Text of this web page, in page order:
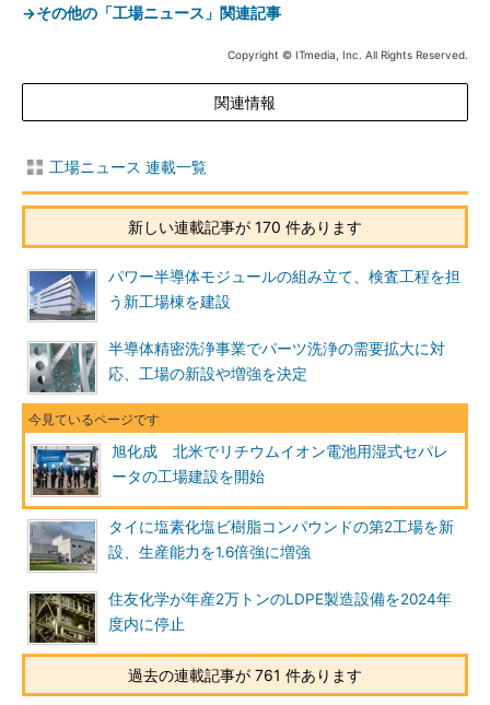
→その他の「工場ニュース」関連記事
Copyright © ITmedia, Inc. All Rights Reserved.
関連情報
工場ニュース 連載一覧
新しい連載記事が 170 件あります
パワー半導体モジュールの組み立て、検査工程を担
う新工場棟を建設
半導体精密洗浄事業でパーツ洗浄の需要拡大に対
応、工場の新設や増強を決定
旭化成 北米でリチウムイオン電池用湿式セパレ
ータの工場建設を開始
タイに塩素化塩ビ樹脂コンパウンドの第2工場を新
設、生産能力を1.6倍強に増強
住友化学が年産2万トンのLDPE製造設備を2024年
度内に停止
過去の連載記事が 761 件あります